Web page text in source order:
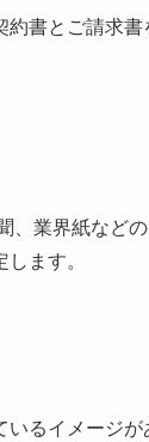
書とご請求書
、業界紙など
ます。
るイメージ